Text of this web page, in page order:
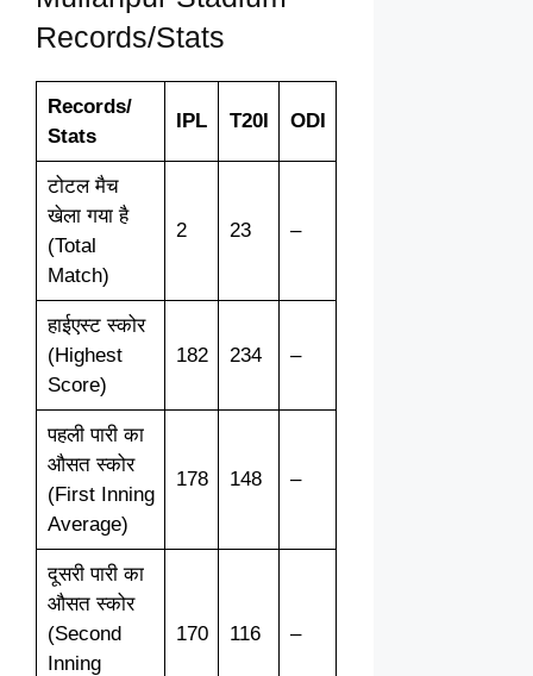
Records/Stats
Records/
Stats
IPL T20I ODI
टोटल मैच
खेला गया है
(Total
Match)
2 23 –
हाईएस्ट स्कोर
(Highest
Score)
182 234 –
पहली पारी का
औसत स्कोर
(First Inning
Average)
178 148 –
दूसरी पारी का
औसत स्कोर
(Second
Inning
170 116 –